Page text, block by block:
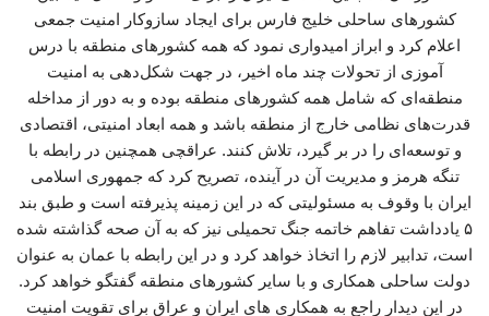
کشورهای ساحلی خلیج فارس برای ایجاد سازوکار امنیت جمعی
اعلام کرد و ابراز امیدواری نمود که همه کشورهای منطقه با درس
آموزی از تحولات چند ماه اخیر، در جهت شکل‌دهی به امنیت
منطقه‌ای که شامل همه کشورهای منطقه بوده و به دور از مداخله
قدرت‌های نظامی خارج از منطقه باشد و همه ابعاد امنیتی، اقتصادی
و توسعه‌ای را در بر گیرد، تلاش کنند. عراقچی همچنین در رابطه با
تنگه هرمز و مدیریت آن در آینده، تصریح کرد که جمهوری اسلامی
ایران با وقوف به مسئولیتی که در این زمینه پذیرفته است و طبق بند
۵ یادداشت تفاهم خاتمه جنگ تحمیلی نیز که به آن صحه گذاشته شده
است، تدابیر لازم را اتخاذ خواهد کرد و در این رابطه با عمان به عنوان
دولت ساحلی همکاری و با سایر کشورهای منطقه گفتگو خواهد کرد.
در این دیدار راجع به همکاری ‌های ایران و عراق برای تقویت امنیت